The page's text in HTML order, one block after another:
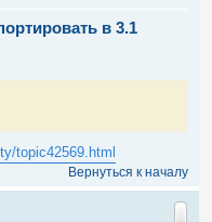
в 3.1
topic42569.html
Вернуться к началу